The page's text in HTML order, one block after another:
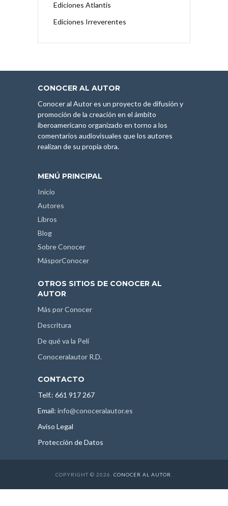
Ediciones Atlantis
Ediciones Irreverentes
CONOCER AL AUTOR
Conocer al Autor es un proyecto de difusión y
promoción de la creación en el ámbito
iberoamericano organizado en torno a los
comentarios audiovisuales que los autores
realizan de su propia obra.
MENÚ PRINCIPAL
Inicio
Autores
Libros
Blog
Sobre Conocer
MásporConocer
OTROS SITIOS DE CONOCER AL
AUTOR
Más por Conocer
Descritura
De qué va la Peli
Conoceralautor R.D.
CONTACTO
Telf.: 661 917 267
Email: info@conoceralautor.es
Aviso Legal
Protección de Datos
COPYRIGHT © 2026. CONOCER AL AUTOR